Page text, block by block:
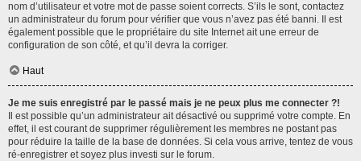
nom d’utilisateur et votre mot de passe soient corrects. S’ils le sont, contactez
un administrateur du forum pour vérifier que vous n’avez pas été banni. Il est
également possible que le propriétaire du site Internet ait une erreur de
configuration de son côté, et qu’il devra la corriger.
Haut
Je me suis enregistré par le passé mais je ne peux plus me connecter ?!
Il est possible qu’un administrateur ait désactivé ou supprimé votre compte. En
effet, il est courant de supprimer régulièrement les membres ne postant pas
pour réduire la taille de la base de données. Si cela vous arrive, tentez de vous
ré-enregistrer et soyez plus investi sur le forum.